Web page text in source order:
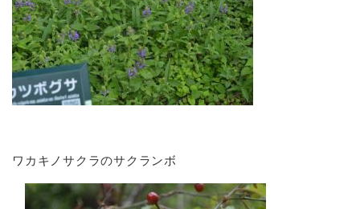
ワカキノサクラのサクランボ